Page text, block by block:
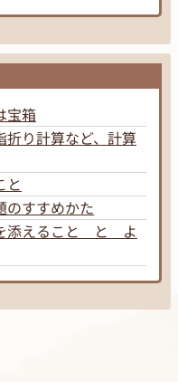
宝箱
り計算など、計算
と
すすめかた
添えること と よ